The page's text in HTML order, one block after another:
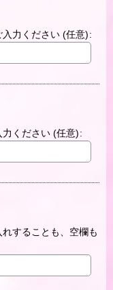
入力ください (任意):
力ください (任意):
することも、空欄も